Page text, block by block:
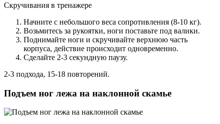
Скручивания в тренажере
Начните с небольшого веса сопротивления (8-10 кг).
Возьмитесь за рукоятки, ноги поставьте под валики.
Поднимайте ноги и скручивайте верхнюю часть
корпуса, действие происходит одновременно.
Сделайте 2-3 секундную паузу.
2-3 подхода, 15-18 повторений.
Подъем ног лежа на наклонной скамье